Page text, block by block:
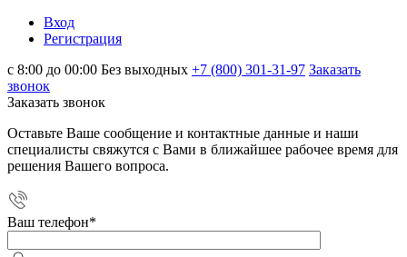
Вход
Регистрация
с 8:00 до 00:00 Без выходных +7 (800) 301-31-97 Заказать
звонок
Заказать звонок
Оставьте Ваше сообщение и контактные данные и наши
специалисты свяжутся с Вами в ближайшее рабочее время для
решения Вашего вопроса.
Ваш телефон*